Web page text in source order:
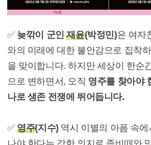
✅ 늦깎이 군인재윤(박정민)은 여자
와의 미래에 대한 불안감으로 집착
을 맞이합니다. 하지만 세상이 한순
으로 변하면서, 오직 영주를 찾아야
나로 생존 전쟁에 뛰어듭니다.
✅영주(지수)역시 이별의 아픔 속에